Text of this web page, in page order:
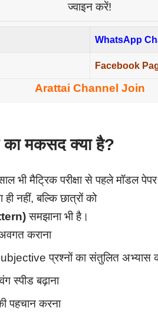
ज्वाइन करें!
WhatsApp
Facebook
Arattai Channel Join
का मकसद क्या है?
भी मैट्रिक परीक्षा से पहले मॉडल
नहीं, बल्कि छात्रों को
समझाना भी है।
कराना
प्रश्नों का संतुलित अभ्यास
स्पीड बढ़ाना
पहचान करना